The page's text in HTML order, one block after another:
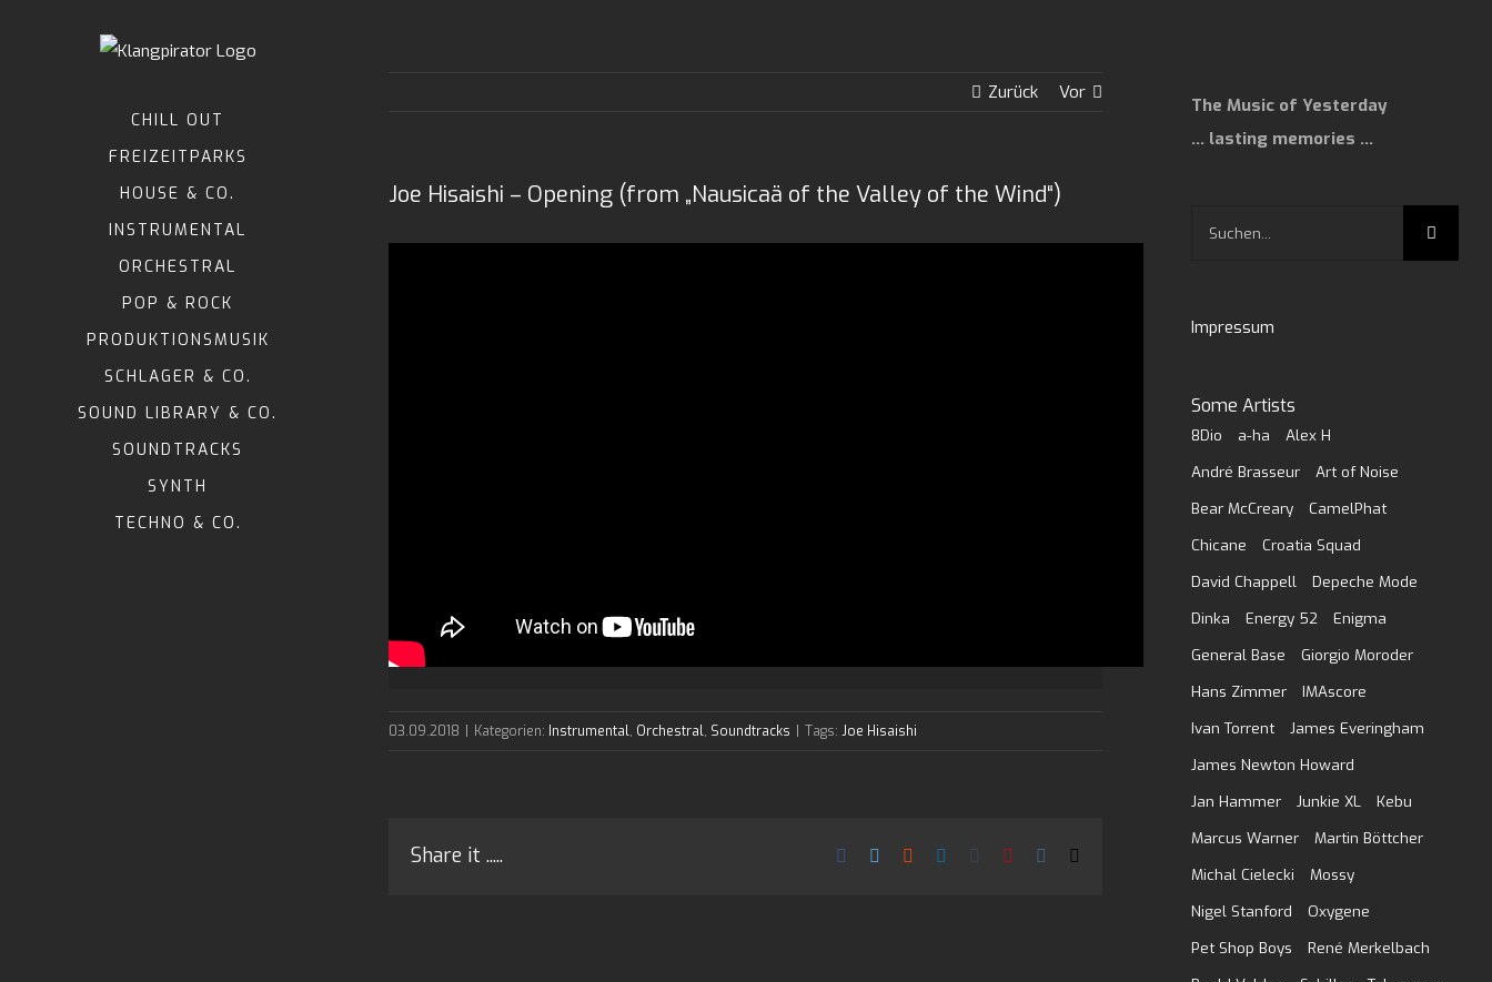
CHILL OUT
FREIZEITPARKS
HOUSE & CO.
INSTRUMENTAL
ORCHESTRAL
POP & ROCK
PRODUKTIONSMUSIK
SCHLAGER & CO.
SOUND LIBRARY & CO.
SOUNDTRACKS
SYNTH
TECHNO & CO.
Zurück Vor
Joe Hisaishi – Opening (from „Nausicaä of the Valley of the Wind“)
03.09.2018 Kategorien: Instrumental, Orchestral, Soundtracks Tags: Joe Hisaishi
Share it ..... Facebook
TwitterReddit LinkedIn
TumblrPinterest
The Music of Yesterday
… lasting memories …
Impressum
Some Artists
8Dio a-ha
Alex H
André Brasseur
Art of Noise
Bear McCreary
CamelPhat
Chicane
Croatia Squad
David Chappell
Depeche Mode
Dinka
Energy 52
Enigma
General Base
Giorgio Moroder
Hans Zimmer
IMAscore
Ivan Torrent
James Everingham
James Newton Howard
Jan Hammer
Junkie XL
Kebu
Marcus Warner
Martin Böttcher
Michal Cielecki
Mossy
Nigel Stanford
Oxygene
Pet Shop Boys
René Merkelbach